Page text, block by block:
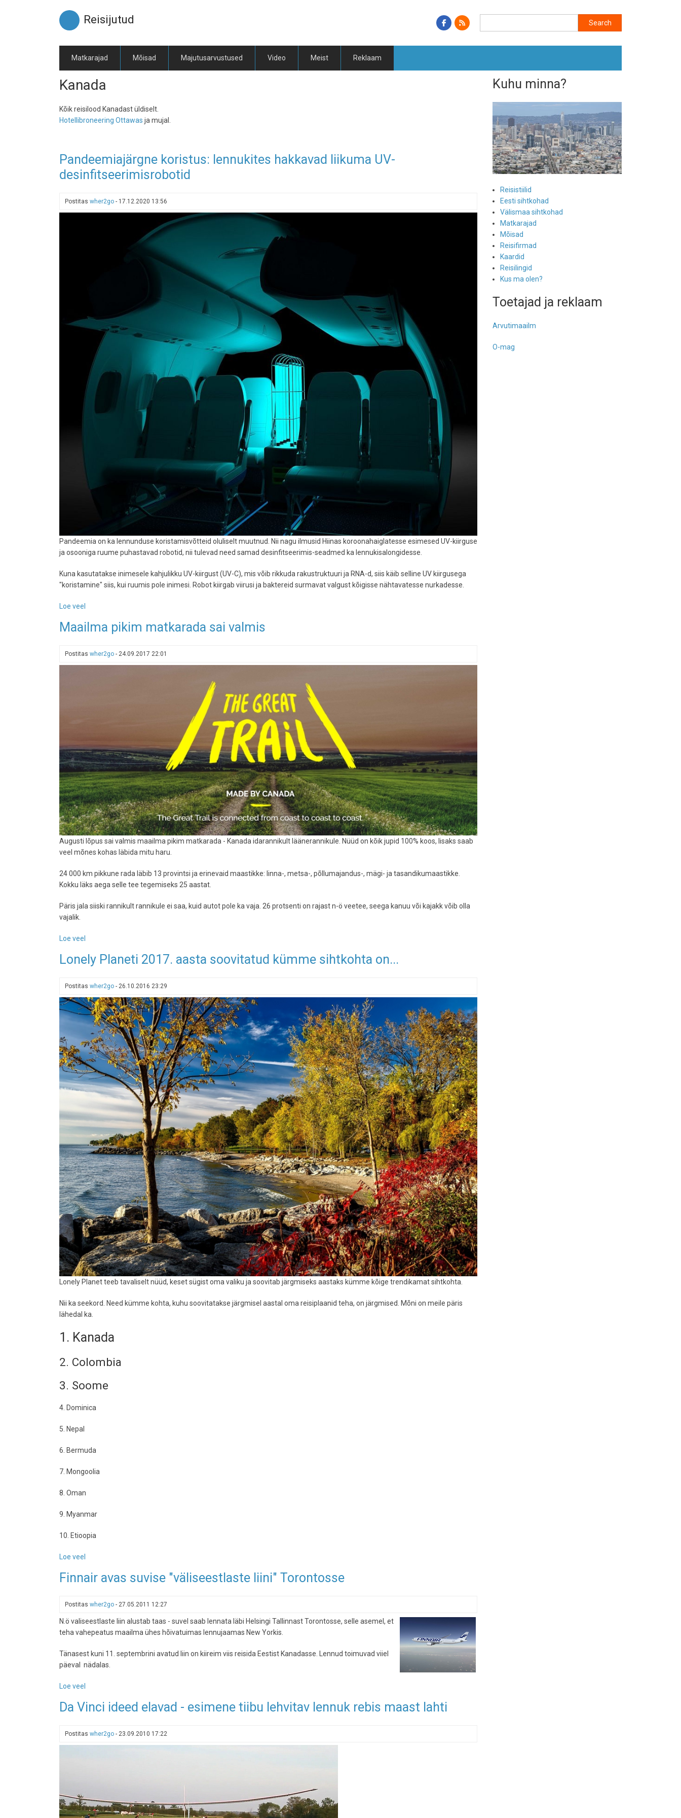
Reisijutud
Matkarajad Mõisad Majutusarvustused Video Meist Reklaam
Kanada
Kõik reisilood Kanadast üldiselt.
Hotellibroneering Ottawas ja mujal.
Pandeemiajärgne koristus: lennukites hakkavad liikuma UV-
desinfitseerimisrobotid
Postitas wher2go - 17.12.2020 13:56
Pandeemia on ka lennunduse koristamisvõtteid oluliselt muutnud. Nii nagu ilmusid Hiinas koroonahaiglatesse esimesed UV-kiirguse
ja osooniga ruume puhastavad robotid, nii tulevad need samad desinfitseerimis-seadmed ka lennukisalongidesse.
Kuna kasutatakse inimesele kahjulikku UV-kiirgust (UV-C), mis võib rikkuda rakustruktuuri ja RNA-d, siis käib selline UV kiirgusega
"koristamine" siis, kui ruumis pole inimesi. Robot kiirgab viirusi ja baktereid surmavat valgust kõigisse nähtavatesse nurkadesse.
Loe veel
koristus:
hakkavad
Maailma pikim matkarada sai valmis
Postitas wher2go - 24.09.2017 22:01
Augusti lõpus sai valmis maailma pikim matkarada - Kanada idarannikult läänerannikule. Nüüd on kõik jupid 100% koos, lisaks saab
veel mõnes kohas läbida mitu haru.
24 000 km pikkune rada läbib 13 provintsi ja erinevaid maastikke: linna-, metsa-, põllumajandus-, mägi- ja tasandikumaastikke.
Kokku läks aega selle tee tegemiseks 25 aastat.
Päris jala siiski rannikult rannikule ei saa, kuid autot pole ka vaja. 26 protsenti on rajast n-ö veetee, seega kanuu või kajakk võib olla
vajalik.
Loe veel
pikim
sai
Lonely Planeti 2017. aasta soovitatud kümme sihtkohta on...
Postitas wher2go - 26.10.2016 23:29
Lonely Planet teeb tavaliselt nüüd, keset sügist oma valiku ja soovitab järgmiseks aastaks kümme kõige trendikamat sihtkohta.
Nii ka seekord. Need kümme kohta, kuhu soovitatakse järgmisel aastal oma reisiplaanid teha, on järgmised. Mõni on meile päris
lähedal ka.
1. Kanada
2. Colombia
3. Soome
4. Dominica
5. Nepal
6. Bermuda
7. Mongoolia
8. Oman
9. Myanmar
10. Etioopia
Loe veel
Planeti
aasta
kümme
sihtkohta
Finnair avas suvise "väliseestlaste liini" Torontosse
Postitas wher2go - 27.05.2011 12:27
N.ö valiseestlaste liin alustab taas - suvel saab lennata läbi Helsingi Tallinnast Torontosse, selle asemel, et
teha vahepeatus maailma ühes hõivatuimas lennujaamas New Yorkis.
Tänasest kuni 11. septembrini avatud liin on kiireim viis reisida Eestist Kanadasse. Lennud toimuvad viiel
päeval nädalas.
Loe veel
avas
"väliseestlaste
Da Vinci ideed elavad - esimene tiibu lehvitav lennuk rebis maast lahti
Postitas wher2go - 23.09.2010 17:22
Kuhu minna?
Reisistiilid
Eesti sihtkohad
Välismaa sihtkohad
Matkarajad
Mõisad
Reisifirmad
Kaardid
Reisilingid
Kus ma olen?
Toetajad ja reklaam
Arvutimaailm
O-mag